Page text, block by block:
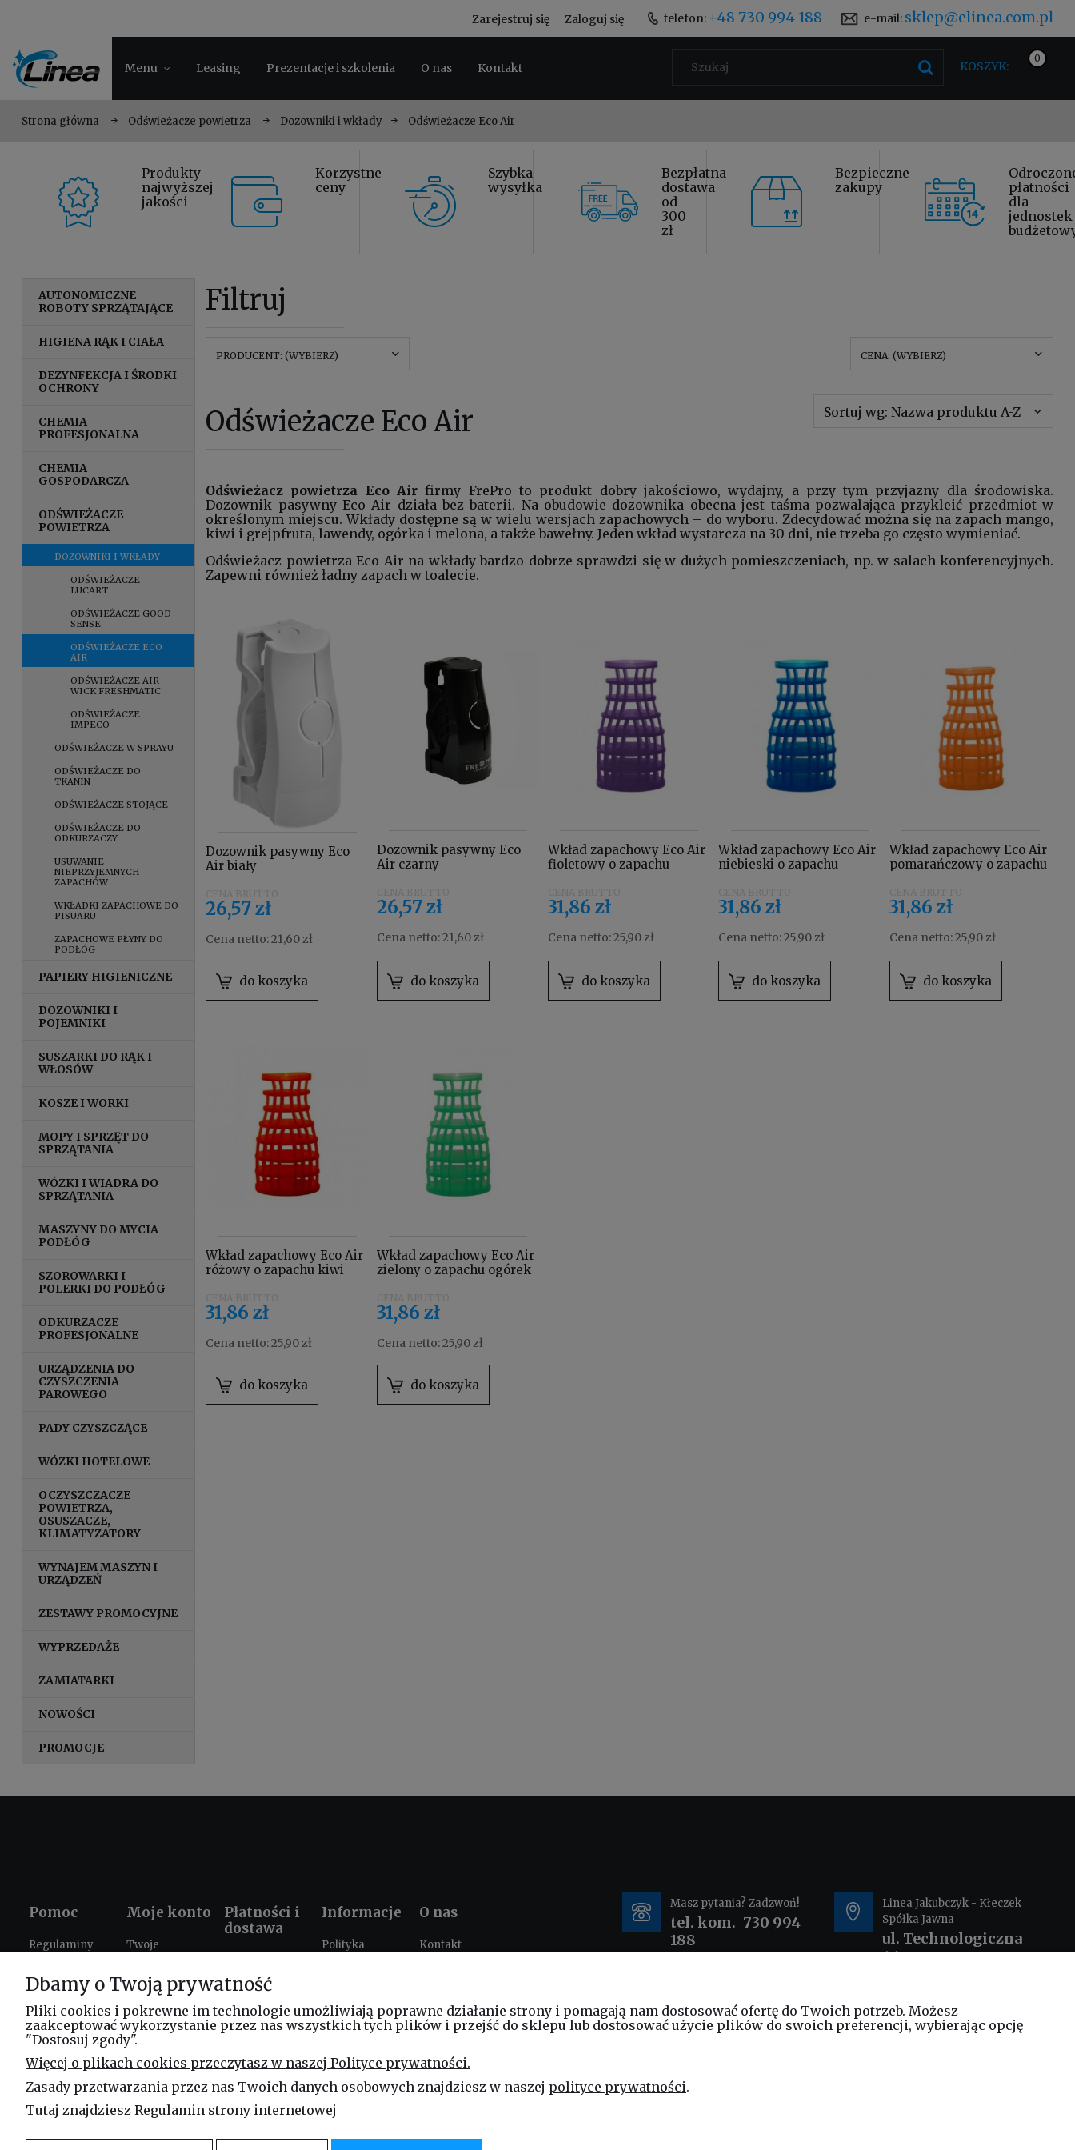
telefon: +48 730 994 188 e-mail: sklep@elinea.com.pl
Zarejestruj się Zaloguj się
Menu Leasing Prezentacje i szkolenia O nas Kontakt KOSZYK:
Strona główna Odświeżacze powietrza Dozowniki i wkłady Odświeżacze Eco Air
Produkty
najwyższej
jakości
Korzystne
ceny
Szybka
wysyłka
Bezpłatna
dostawa
od
300
zł
Bezpieczne
zakupy
płatności
dla
jednostek
AUTONOMICZNE
ROBOTY SPRZĄTAJĄCE
HIGIENA RĄK I CIAŁA
DEZYNFEKCJA I ŚRODKI
OCHRONY
CHEMIA
PROFESJONALNA
CHEMIA
GOSPODARCZA
ODŚWIEŻACZE
POWIETRZA
DOZOWNIKI I WKŁADY
ODŚWIEŻACZE
LUCART
ODŚWIEŻACZE GOOD
SENSE
ODŚWIEŻACZE ECO
AIR
ODŚWIEŻACZE AIR
WICK FRESHMATIC
ODŚWIEŻACZE
IMPECO
ODŚWIEŻACZE W SPRAYU
ODŚWIEŻACZE DO
TKANIN
ODŚWIEŻACZE STOJĄCE
ODŚWIEŻACZE DO
ODKURZACZY
USUWANIE
NIEPRZYJEMNYCH
ZAPACHÓW
WKŁADKI ZAPACHOWE DO
PISUARU
ZAPACHOWE PŁYNY DO
PODŁÓG
PAPIERY HIGIENICZNE
DOZOWNIKI I
POJEMNIKI
SUSZARKI DO RĄK I
WŁOSÓW
KOSZE I WORKI
MOPY I SPRZĘT DO
SPRZĄTANIA
WÓZKI I WIADRA DO
SPRZĄTANIA
MASZYNY DO MYCIA
PODŁÓG
SZOROWARKI I
POLERKI DO PODŁÓG
ODKURZACZE
PROFESJONALNE
URZĄDZENIA DO
CZYSZCZENIA
PAROWEGO
PADY CZYSZCZĄCE
WÓZKI HOTELOWE
OCZYSZCZACZE
POWIETRZA,
OSUSZACZE,
KLIMATYZATORY
WYNAJEM MASZYN I
URZĄDZEŃ
ZESTAWY PROMOCYJNE
WYPRZEDAŻE
ZAMIATARKI
NOWOŚCI
PROMOCJE
Filtruj
PRODUCENT: (WYBIERZ) CENA: (WYBIERZ)
Odświeżacze Eco Air Sortuj wg:Nazwa produktu A-Z
Odświeżacz powietrza Eco Air firmy FrePro to produkt dobry jakościowo, wydajny, a przy tym przyjazny dla środowiska.
Dozownik pasywny Eco Air działa bez baterii. Na obudowie dozownika obecna jest taśma pozwalająca przykleić przedmiot w
określonym miejscu. Wkłady dostępne są w wielu wersjach zapachowych – do wyboru. Zdecydować można się na zapach mango,
kiwi i grejpfruta, lawendy, ogórka i melona, a także bawełny. Jeden wkład wystarcza na 30 dni, nie trzeba go często wymieniać.
Odświeżacz powietrza Eco Air na wkłady bardzo dobrze sprawdzi się w dużych pomieszczeniach, np. w salach konferencyjnych.
Zapewni również ładny zapach w toalecie.
Dozownik pasywny Eco
Air biały
26,57 zł
Cena netto:21,60 zł
do koszyka
Dozownik pasywny Eco
Air czarny
26,57 zł
Cena netto:21,60 zł
do koszyka
Wkład zapachowy Eco Air
fioletowy o zapachu
31,86 zł
Cena netto:25,90 zł
do koszyka
Wkład zapachowy Eco Air
niebieski o zapachu
31,86 zł
Cena netto:25,90 zł
do koszyka
Wkład zapachowy Eco Air
pomarańczowy o zapachu
31,86 zł
Cena netto:25,90 zł
do koszyka
Wkład zapachowy Eco Air
różowy o zapachu kiwi
31,86 zł
Cena netto:25,90 zł
do koszyka
Wkład zapachowy Eco Air
zielony o zapachu ogórek
31,86 zł
Cena netto:25,90 zł
do koszyka
Pomoc
Regulaminy
plików cookies
Zwroty i
reklamacje
FAQ
Moje konto
Twoje
Ustawienia
konta
Płatności i
dostawa
Czas i koszty
Informacje
Polityka
szkolenia
Program
Leasing
Blog
O nas
Kontakt
Masz pytania? Zadzwoń!
tel. kom. 730 994
188
Linea Jakubczyk - Kłeczek
Spółka Jawna
ul. Technologiczna
44
sklep@elinea.com.pl
Dbamy o Twoją prywatność
Pliki cookies i pokrewne im technologie umożliwiają poprawne działanie strony i pomagają nam dostosować ofertę do Twoich potrzeb. Możesz
zaakceptować wykorzystanie przez nas wszystkich tych plików i przejść do sklepu lub dostosować użycie plików do swoich preferencji, wybierając opcję
"Dostosuj zgody".
Więcej o plikach cookies przeczytasz w naszej Polityce prywatności.
Zasady przetwarzania przez nas Twoich danych osobowych znajdziesz w naszej polityce prywatności.
Tutaj znajdziesz Regulamin strony internetowej